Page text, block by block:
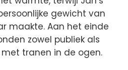
gewicht van
maakte. Aan het einde
zowel publiek als
met tranen in de ogen.